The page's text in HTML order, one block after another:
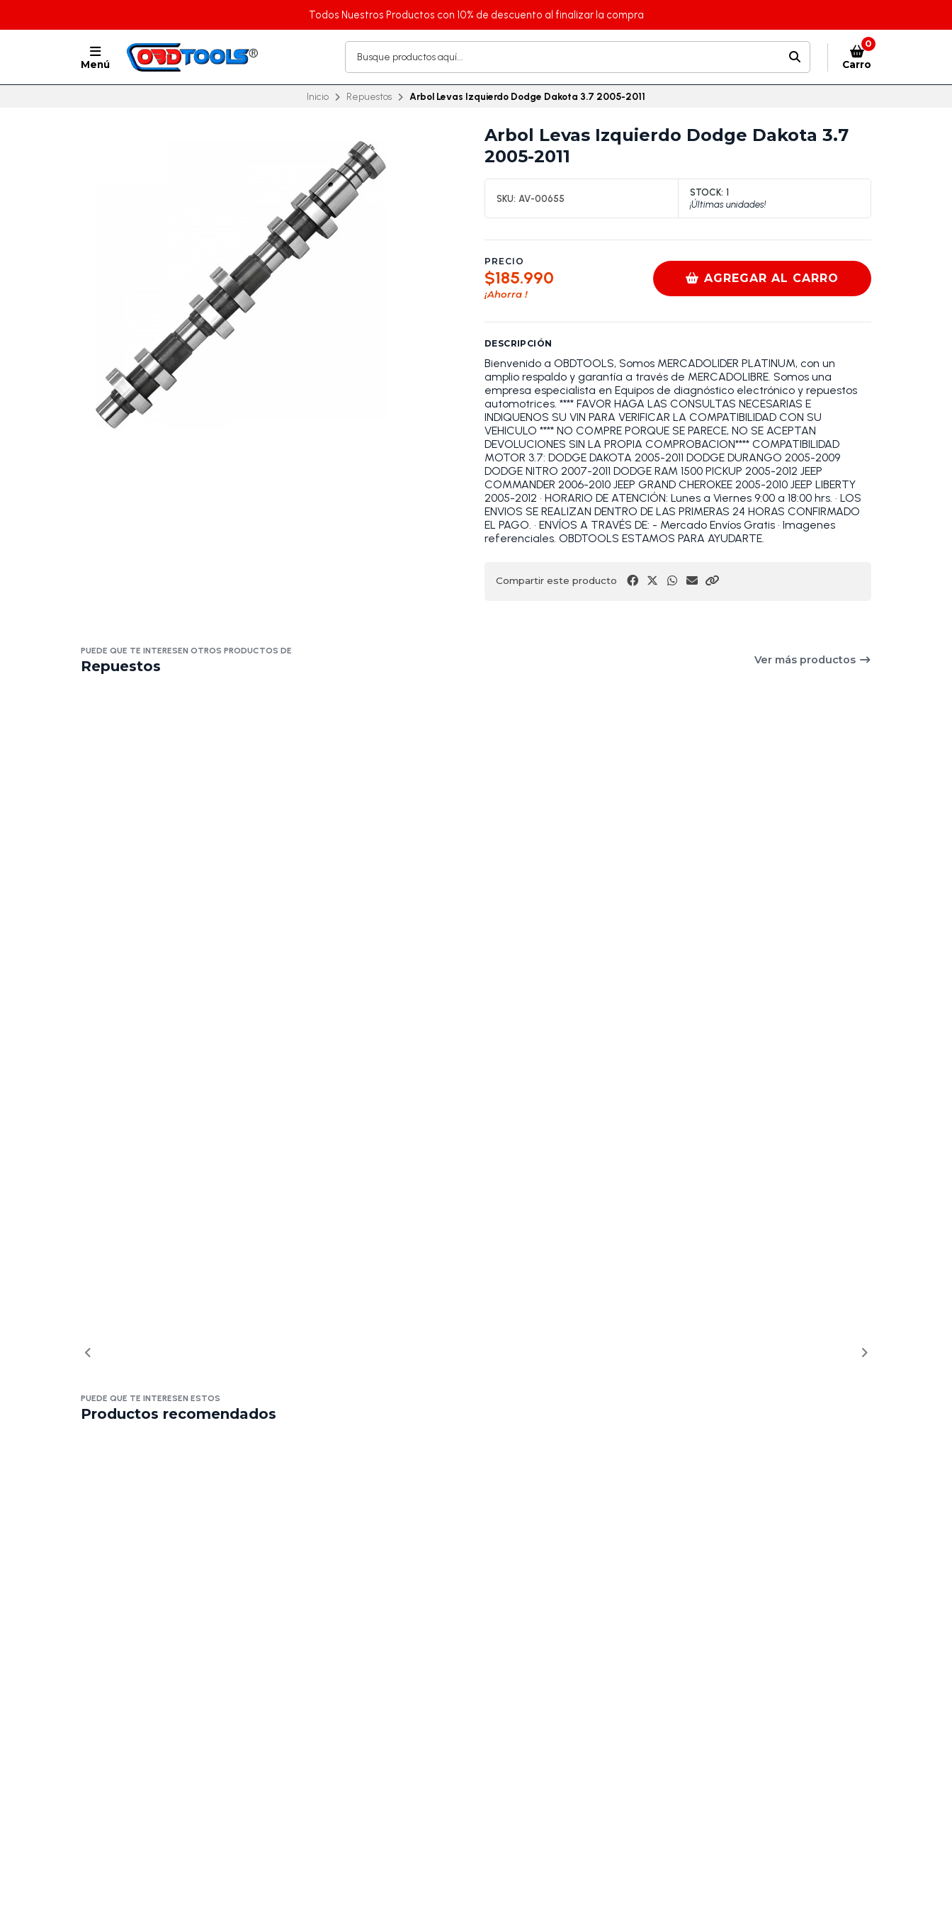
Todos Nuestros Productos con 10% de descuento al finalizar la compra
Menú
0
Carro
Inicio Repuestos Arbol Levas Izquierdo Dodge Dakota 3.7 2005-2011
Arbol Levas Izquierdo Dodge Dakota 3.7
2005-2011
SKU: AV-00655
STOCK: 1
¡Últimas unidades!
PRECIO
$185.990
¡Ahorra !
AGREGAR AL CARRO
DESCRIPCIÓN
Bienvenido a OBDTOOLS, Somos MERCADOLIDER PLATINUM, con un
amplio respaldo y garantía a través de MERCADOLIBRE. Somos una
empresa especialista en Equipos de diagnóstico electrónico y repuestos
automotrices. **** FAVOR HAGA LAS CONSULTAS NECESARIAS E
INDIQUENOS SU VIN PARA VERIFICAR LA COMPATIBILIDAD CON SU
VEHICULO **** NO COMPRE PORQUE SE PARECE, NO SE ACEPTAN
DEVOLUCIONES SIN LA PROPIA COMPROBACION**** COMPATIBILIDAD
MOTOR 3.7: DODGE DAKOTA 2005-2011 DODGE DURANGO 2005-2009
DODGE NITRO 2007-2011 DODGE RAM 1500 PICKUP 2005-2012 JEEP
COMMANDER 2006-2010 JEEP GRAND CHEROKEE 2005-2010 JEEP LIBERTY
2005-2012 • HORARIO DE ATENCIÓN: Lunes a Viernes 9:00 a 18:00 hrs. • LOS
ENVIOS SE REALIZAN DENTRO DE LAS PRIMERAS 24 HORAS CONFIRMADO
EL PAGO. • ENVÍOS A TRAVÉS DE: - Mercado Envíos Gratis • Imagenes
referenciales. OBDTOOLS ESTAMOS PARA AYUDARTE.
Compartir este producto
PUEDE QUE TE INTERESEN OTROS PRODUCTOS DE
Repuestos Ver más productos
PUEDE QUE TE INTERESEN ESTOS
Productos recomendados